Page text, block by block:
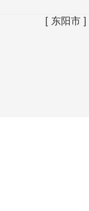
[ 东阳市 ]